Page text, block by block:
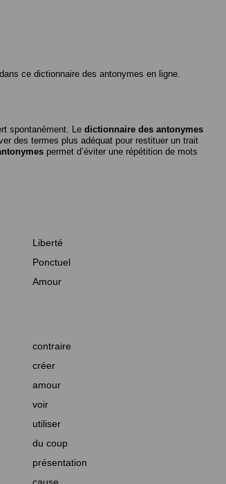
ce dictionnaire des antonymes en ligne.
spontanément. Le dictionnaire des antonymes
des termes plus adéquat pour restituer un trait
permet d’éviter une répétition de mots
Liberté
Ponctuel
Amour
contraire
créer
amour
voir
utiliser
du coup
présentation